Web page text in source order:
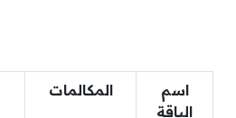
اسم
الباقة
المكالمات